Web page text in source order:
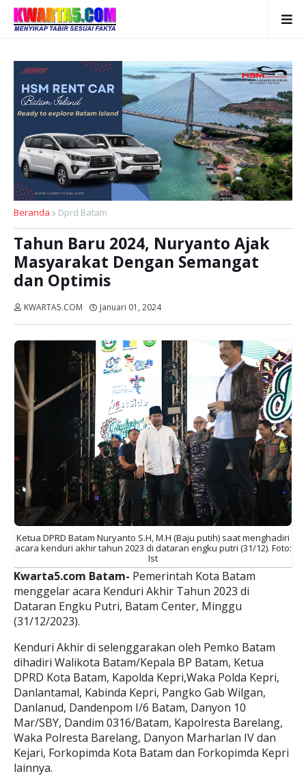
Beranda Dprd Batam
Tahun Baru 2024, Nuryanto Ajak
Masyarakat Dengan Semangat
dan Optimis
KWARTA5.COM Januari 01, 2024
Ketua DPRD Batam Nuryanto S.H, M.H (Baju putih) saat menghadiri
acara kenduri akhir tahun 2023 di dataran engku putri (31/12). Foto:
Ist
Kwarta5.com Batam- Pemerintah Kota Batam
menggelar acara Kenduri Akhir Tahun 2023 di
Dataran Engku Putri, Batam Center, Minggu
(31/12/2023).
Kenduri Akhir di selenggarakan oleh Pemko Batam
dihadiri Walikota Batam/Kepala BP Batam, Ketua
DPRD Kota Batam, Kapolda Kepri,Waka Polda Kepri,
Danlantamal, Kabinda Kepri, Pangko Gab Wilgan,
Danlanud, Dandenpom I/6 Batam, Danyon 10
Mar/SBY, Dandim 0316/Batam, Kapolresta Barelang,
Waka Polresta Barelang, Danyon Marharlan IV dan
Kejari, Forkopimda Kota Batam dan Forkopimda Kepri
lainnya.